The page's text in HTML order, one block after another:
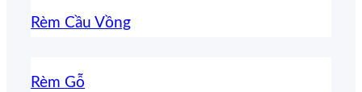
Rèm Cầu Vồng
Rèm Gỗ